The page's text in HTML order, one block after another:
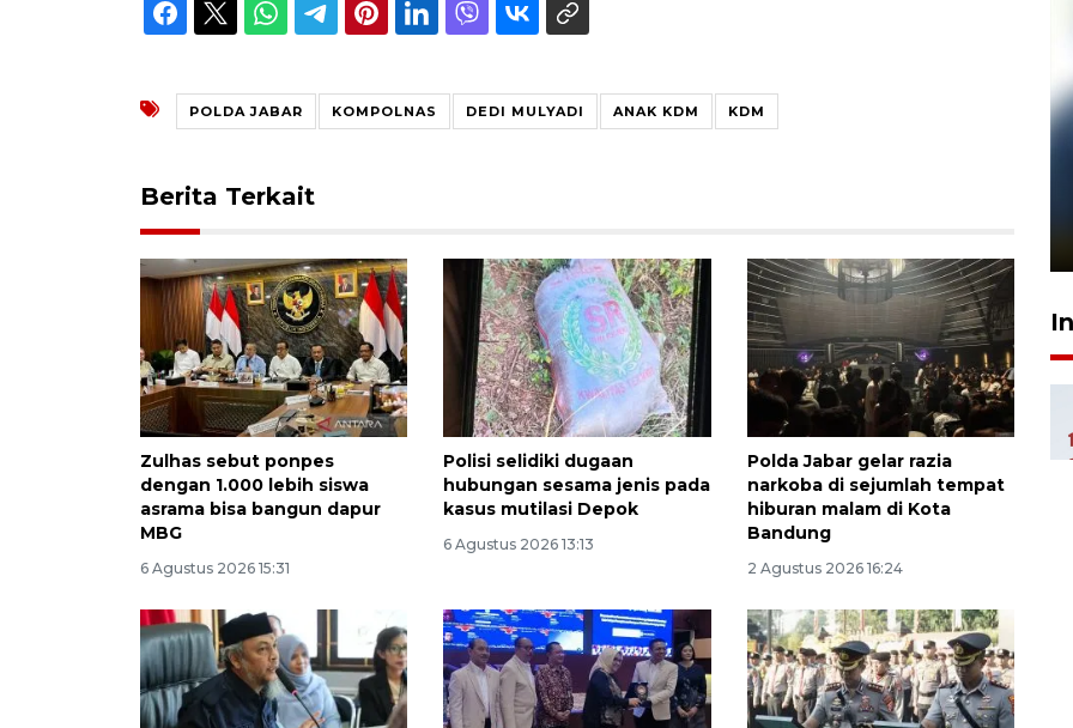
POLDA JABAR KOMPOLNAS DEDI MULYADI ANAK KDM KDM
Berita Terkait
Zulhas sebut ponpes
dengan 1.000 lebih siswa
asrama bisa bangun dapur
MBG
6 Agustus 2026 15:31
Polisi selidiki dugaan
hubungan sesama jenis pada
kasus mutilasi Depok
6 Agustus 2026 13:13
Polda Jabar gelar razia
narkoba di sejumlah tempat
hiburan malam di Kota
Bandung
2 Agustus 2026 16:24